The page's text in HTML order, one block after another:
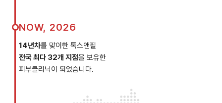
NOW, 2026
14년차를 맞이한 톡스앤필
전국 최다 32개 지점을 보유한
피부클리닉이 되었습니다.